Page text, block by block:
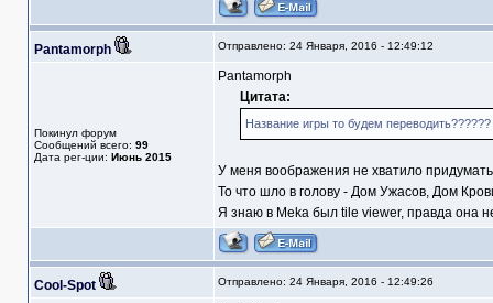
Pantamorph Отправлено: 24 Января, 2016 - 12:49:12
Покинул форум
Сообщений всего: 99
Дата рег-ции: Июнь 2015
Pantamorph
Цитата:
Название игры то будем
У меня воображения не хватило
То что шло в голову - Дом Ужасов, Дом
Я знаю в Meka был tile viewer, правда она
Cool-Spot Отправлено: 24 Января, 2016 - 12:49:26